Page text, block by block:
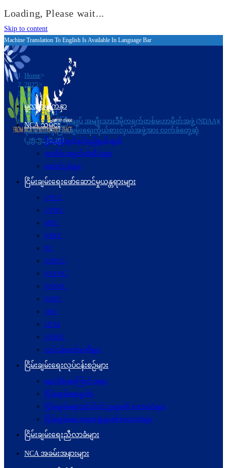
Loading, Please wait...
Skip to content
Machine Translation To English Is Available In Language Bar
Home>
2025>
May>
26>
သတင်းများ>
နိုင်ငံတော်ဝန်ကြီးချုပ် အမျိုးသားဒီမိုကရက်တစ်မဟာမိတ်အဖွဲ့ (NDAA)(
မိုင်းလား)မှ ငြိမ်းချမ်းရေးကိုယ်စားလှယ်အဖွဲ့အား လက်ခံတွေ့ဆုံ
(၂၅-၅-၂၀၂၅)
မူလစာမျက်နှာ
NCA သမိုင်း
ဦးတည်ချက်နှင့်ရည်ရွယ်ချက်
အထိမ်းအမှတ်တံဆိပ်များ
ဆောင်ပုဒ်များ
ငြိမ်းချမ်းရေးဖော်‌ဆောင်မှုယန္တရားများ
UPCC
UPWC
MPC
NRPC
PC
NSPCC
NSPWC
NSPNC
NSPC
JMC
JICM
UPDJC
လုပ်ငန်းကော်မတီများ
ငြိမ်းချမ်းရေးလုပ်ငန်းစဉ်များ
နောက်ခံအကြောင်းအရာ
ငြိမ်းချမ်းရေးမူဝါဒ
ငြိမ်းချမ်းရေးတွင်ပါဝင်သူများ၏ စကားသံများ
ငြိမ်းချမ်းရေးအစုအဖွဲ့များ၏စကားသံများ
ငြိမ်းချမ်းရေးညီလာခံများ
NCA အခမ်းအနားများ